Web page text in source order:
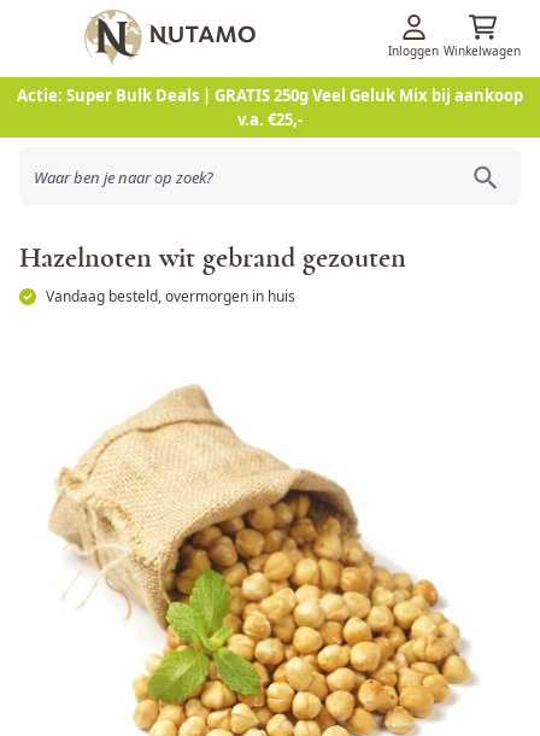
Actie: Super Bulk Deals | GRATIS 250g Veel Geluk Mix bij aankoop
v.a. €25,-
Ga naar de inhoud
Inloggen Winkelwagen
Hazelnoten wit gebrand gezouten
Vandaag besteld, overmorgen in huis